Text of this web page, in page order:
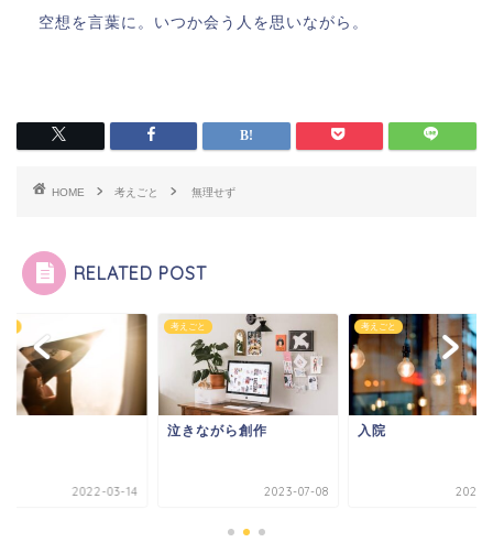
空想を言葉に。いつか会う人を思いながら。
HOME 考えごと 無理せず
RELATED POST
2022-03-14
考えごと
泣きながら創作
2023-07-08
考えごと
入院
2023-